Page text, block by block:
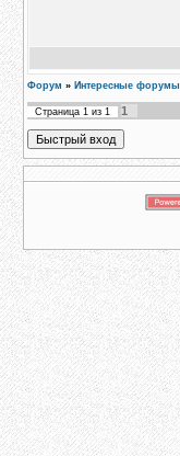
Форум » Интересные форумы
Страница 1 из 1 1